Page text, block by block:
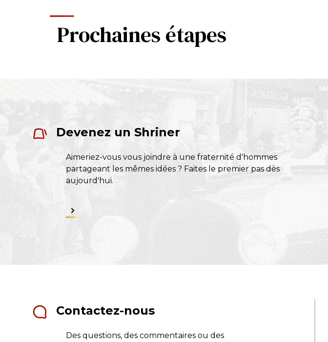
Prochaines étapes
Devenez un Shriner
Aimeriez-vous vous joindre à une fraternité d'hommes
partageant les mêmes idées ? Faites le premier pas dès
aujourd'hui.
Contactez-nous
Des questions, des commentaires ou des